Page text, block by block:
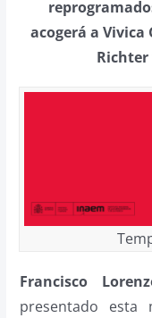
acogerá a
Francisco
presentado esta